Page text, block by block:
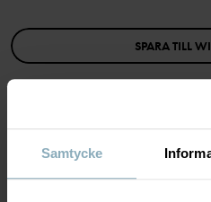
Samtycke
Ullen i det här plagget är
Wool Standard. Läs mer på
cares/hallbara-plagg/vara-
Artikelnummer:60602580
Tillverkningsland
Fabrik:Qingdao Sino Textile
SPARA TILL
MATERIAL &